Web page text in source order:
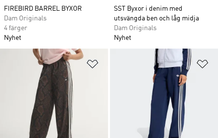
FIREBIRD BARREL BYXOR
Dam Originals
4 färger
Nyhet
SST Byxor i denim med
utsvängda ben och låg midja
Dam Originals
Nyhet
Lägg till på önskelistan